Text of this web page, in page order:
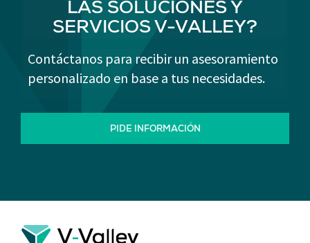
LAS SOLUCIONES Y
SERVICIOS V-VALLEY?
Contáctanos para recibir un asesoramiento
personalizado en base a tus necesidades.
PIDE INFORMACIÓN